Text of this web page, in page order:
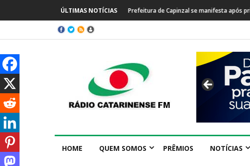
ÚLTIMAS NOTÍCIAS Prefeitura de Capinzal se manifesta após
HOME QUEM SOMOS PRÊMIOS NOTÍCIAS